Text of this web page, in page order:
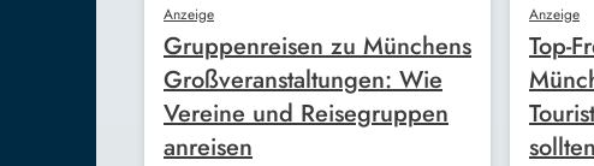
Anzeige
Gruppenreisen zu Münchens
Großveranstaltungen: Wie
Vereine und Reisegruppen
anreisen
Anzeige
Top-